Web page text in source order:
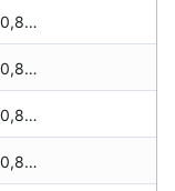
10,850 zł
10,850 zł
10,840 zł
10,840 zł